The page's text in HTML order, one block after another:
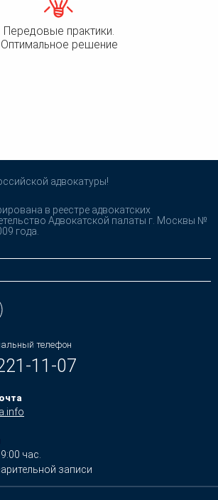
Передовые практики.
Оптимальное решение
адвокатуры!
в реестре адвокатских
Адвокатской палаты г. Москвы №
года.
телефон
11-07
час.
записи